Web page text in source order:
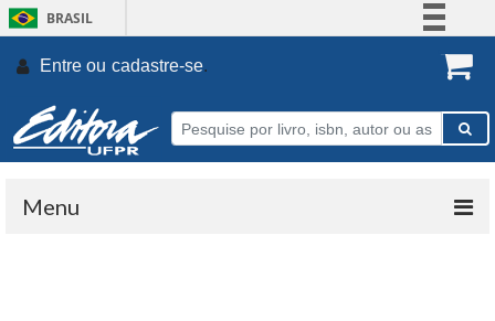
BRASIL
Participe
Entre ou cadastre-se.
Menu